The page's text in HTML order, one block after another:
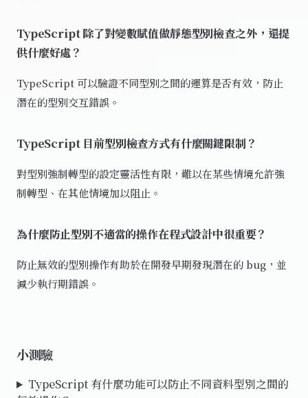
TypeScript 除了對變數賦值做靜態型別檢查之外，還提
供什麼好處？
TypeScript 可以驗證不同型別之間的運算是否有效，防止
潛在的型別交互錯誤。
TypeScript 目前型別檢查方式有什麼關鍵限制？
對型別強制轉型的設定靈活性有限，難以在某些情境允許強
制轉型、在其他情境加以阻止。
為什麼防止型別不適當的操作在程式設計中很重要？
防止無效的型別操作有助於在開發早期發現潛在的 bug，並
減少執行期錯誤。
小測驗
TypeScript 有什麼功能可以防止不同資料型別之間的